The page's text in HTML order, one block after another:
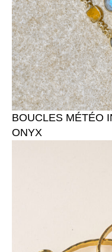
BOUCLES MÉTÉO
ONYX